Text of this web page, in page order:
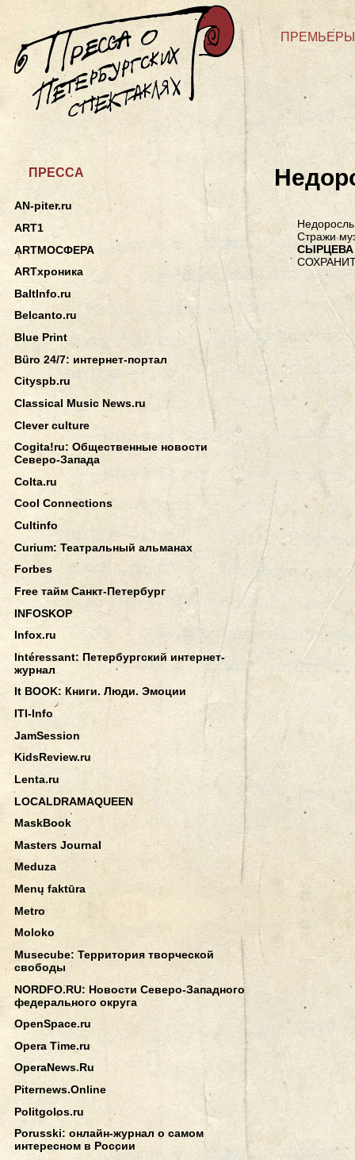
ПРЕМЬЕРЫ
Стражи
СЫРЦЕВА
ПРЕССА
AN-piter.ru
ART1
ARTМОСФЕРА
ARTхроника
BaltInfo.ru
Belcanto.ru
Blue Print
Büro 24/7: интернет-портал
Cityspb.ru
Classical Music News.ru
Clever culture
Cogita!ru: Общественные новости
Северо-Запада
Colta.ru
Cool Connections
Cultinfo
Curium: Театральный альманах
Forbes
Free тайм Санкт-Петербург
INFOSKOP
Infox.ru
Intéressant: Петербургский интернет-
журнал
It BOOK: Книги. Люди. Эмоции
ITI-Info
JamSession
KidsReview.ru
Lenta.ru
LOCALDRAMAQUEEN
MaskBook
Masters Journal
Meduza
Menų faktūra
Metro
Moloko
Musecube: Территория творческой
свободы
NORDFO.RU: Новости Северо-Западного
федерального округа
OpenSpace.ru
Opera Time.ru
OperaNews.Ru
Piternews.Online
Politgolos.ru
Porusski: онлайн-журнал о самом
интересном в России